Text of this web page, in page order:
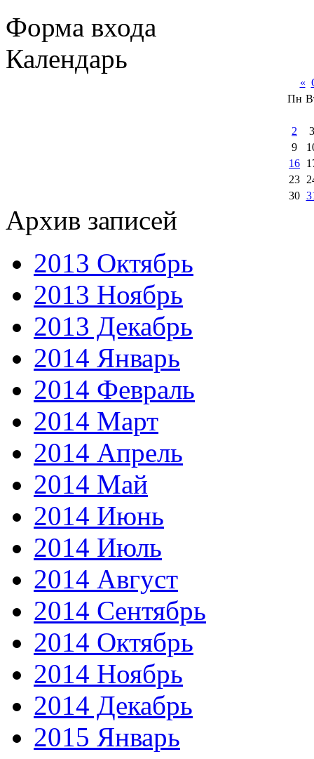
Форма входа
Календарь
«
Пн
2
3
9
16
23
30
Архив записей
2013 Октябрь
2013 Ноябрь
2013 Декабрь
2014 Январь
2014 Февраль
2014 Март
2014 Апрель
2014 Май
2014 Июнь
2014 Июль
2014 Август
2014 Сентябрь
2014 Октябрь
2014 Ноябрь
2014 Декабрь
2015 Январь